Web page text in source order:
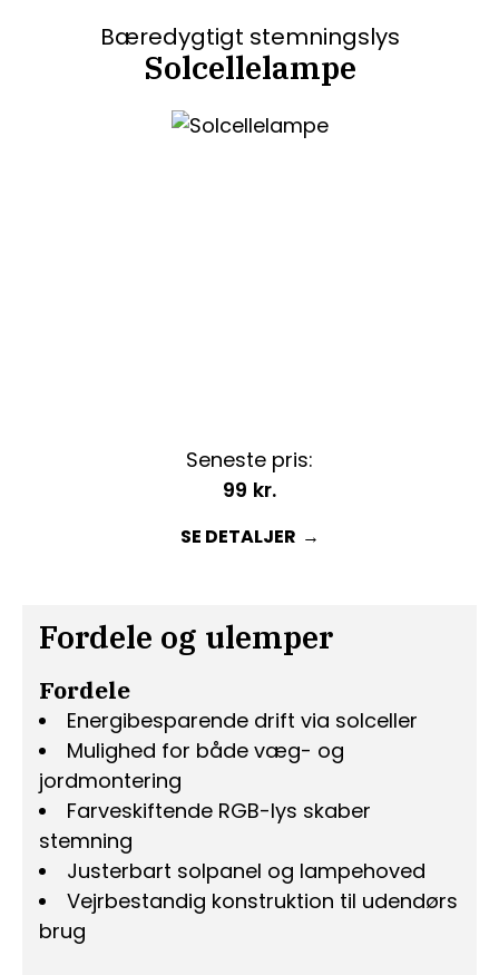
Bæredygtigt stemningslys
Solcellelampe
Fordele og ulemper
Fordele
Energibesparende drift via solceller
Mulighed for både væg- og
jordmontering
Farveskiftende RGB-lys skaber
stemning
Justerbart solpanel og lampehoved
Vejrbestandig konstruktion til udendørs
brug
Seneste pris:
99 kr.
SE DETALJER